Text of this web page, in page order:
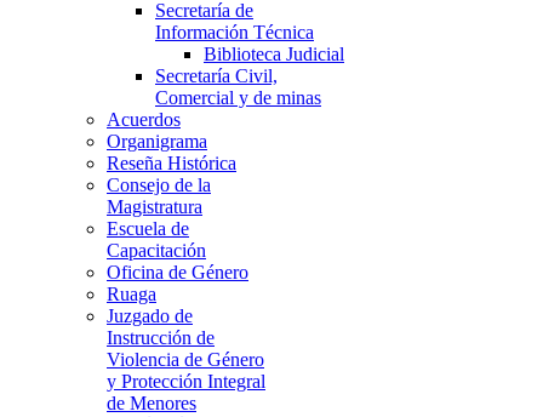
Secretaría de
Información Técnica
Biblioteca Judicial
Secretaría Civil,
Comercial y de minas
Acuerdos
Organigrama
Reseña Histórica
Consejo de la
Magistratura
Escuela de
Capacitación
Oficina de Género
Ruaga
Juzgado de
Instrucción de
Violencia de Género
y Protección Integral
de Menores